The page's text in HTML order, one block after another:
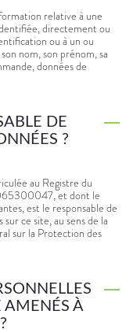
relative à une
directement ou
ou à un ou
nom, son prénom, sa
données de
DE
?
au Registre du
et dont le
est le responsable de
ce site, au sens de la
sur la Protection des
AMENÉS À